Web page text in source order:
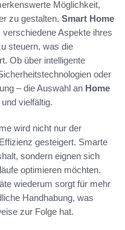
Möglichkeit,
zu gestalten. Smart Home
Aspekte ihres
steuern, was die
Ob über intelligente
oder
– die Auswahl an Home
vielfältig.
wird nicht nur der
gesteigert. Smarte
sondern eignen sich
optimieren möchten.
wiederum sorgt für mehr
Handhabung, was
zur Folge hat.